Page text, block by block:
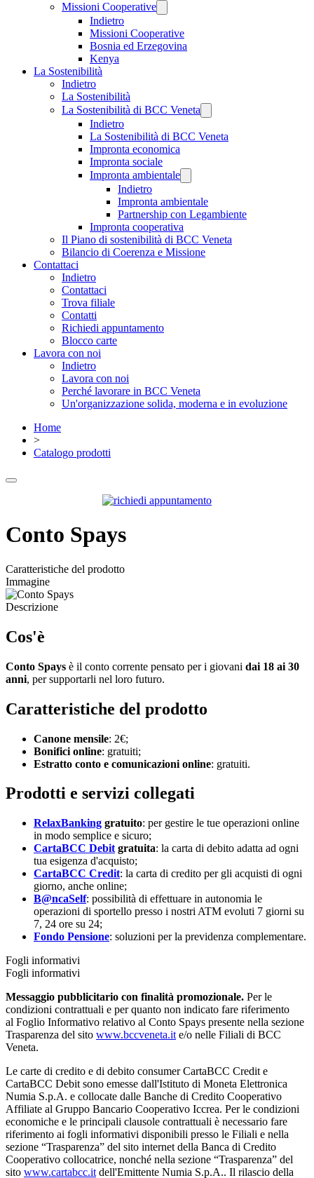
Missioni Cooperative
Indietro
Missioni Cooperative
Bosnia ed Erzegovina
Kenya
La Sostenibilità
Indietro
La Sostenibilità
La Sostenibilità di BCC Veneta
Indietro
La Sostenibilità di BCC Veneta
Impronta economica
Impronta sociale
Impronta ambientale
Indietro
Impronta ambientale
Partnership con Legambiente
Impronta cooperativa
Il Piano di sostenibilità di BCC Veneta
Bilancio di Coerenza e Missione
Contattaci
Indietro
Contattaci
Trova filiale
Contatti
Richiedi appuntamento
Blocco carte
Lavora con noi
Indietro
Lavora con noi
Perché lavorare in BCC Veneta
Un'organizzazione solida, moderna e in evoluzione
Home
>
Catalogo prodotti
Conto Spays
Caratteristiche del prodotto
Immagine
Descrizione
Cos'è
Conto Spays è il conto corrente pensato per i giovani dai 18 ai 30
anni, per supportarli nel loro futuro.
Caratteristiche del prodotto
Canone mensile: 2€;
Bonifici online: gratuiti;
Estratto conto e comunicazioni online: gratuiti.
Prodotti e servizi collegati
RelaxBanking gratuito: per gestire le tue operazioni online
in modo semplice e sicuro;
CartaBCC Debit gratuita: la carta di debito adatta ad ogni
tua esigenza d'acquisto;
CartaBCC Credit: la carta di credito per gli acquisti di ogni
giorno, anche online;
B@ncaSelf: possibilità di effettuare in autonomia le
operazioni di sportello presso i nostri ATM evoluti 7 giorni su
7, 24 ore su 24;
Fondo Pensione: soluzioni per la previdenza complementare.
Fogli informativi
Fogli informativi
Messaggio pubblicitario con finalità promozionale. Per le
condizioni contrattuali e per quanto non indicato fare riferimento
al Foglio Informativo relativo al Conto Spays presente nella sezione
Trasparenza del sito www.bccveneta.it e/o nelle Filiali di BCC
Veneta.
Le carte di credito e di debito consumer CartaBCC Credit e
CartaBCC Debit sono emesse dall'Istituto di Moneta Elettronica
Numia S.p.A. e collocate dalle Banche di Credito Cooperativo
Affiliate al Gruppo Bancario Cooperativo Iccrea. Per le condizioni
economiche e le principali clausole contrattuali è necessario fare
riferimento ai fogli informativi disponibili presso le Filiali e nella
sezione “Trasparenza” del sito internet della Banca di Credito
Cooperativo collocatrice, nonché nella sezione “Trasparenza” del
sito www.cartabcc.it dell'Emittente Numia S.p.A.. Il rilascio della